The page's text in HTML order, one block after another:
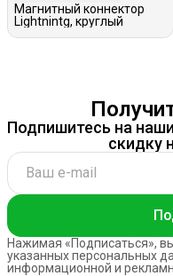
Магнитный коннектор
Lightnintg, круглый
Подпишитесь на
скидку
Нажимая «Подписаться»,
указанных персональных
информационной и